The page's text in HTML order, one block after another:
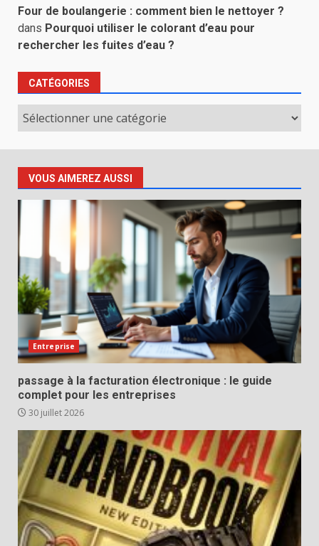
Four de boulangerie : comment bien le nettoyer ?
dans Pourquoi utiliser le colorant d’eau pour
rechercher les fuites d’eau ?
CATÉGORIES
Catégories
VOUS AIMEREZ AUSSI
Entreprise
passage à la facturation électronique : le guide
complet pour les entreprises
30 juillet 2026